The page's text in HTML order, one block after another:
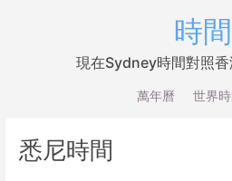
時間
現在Sydney時間對照
萬年曆 世界
悉尼時間